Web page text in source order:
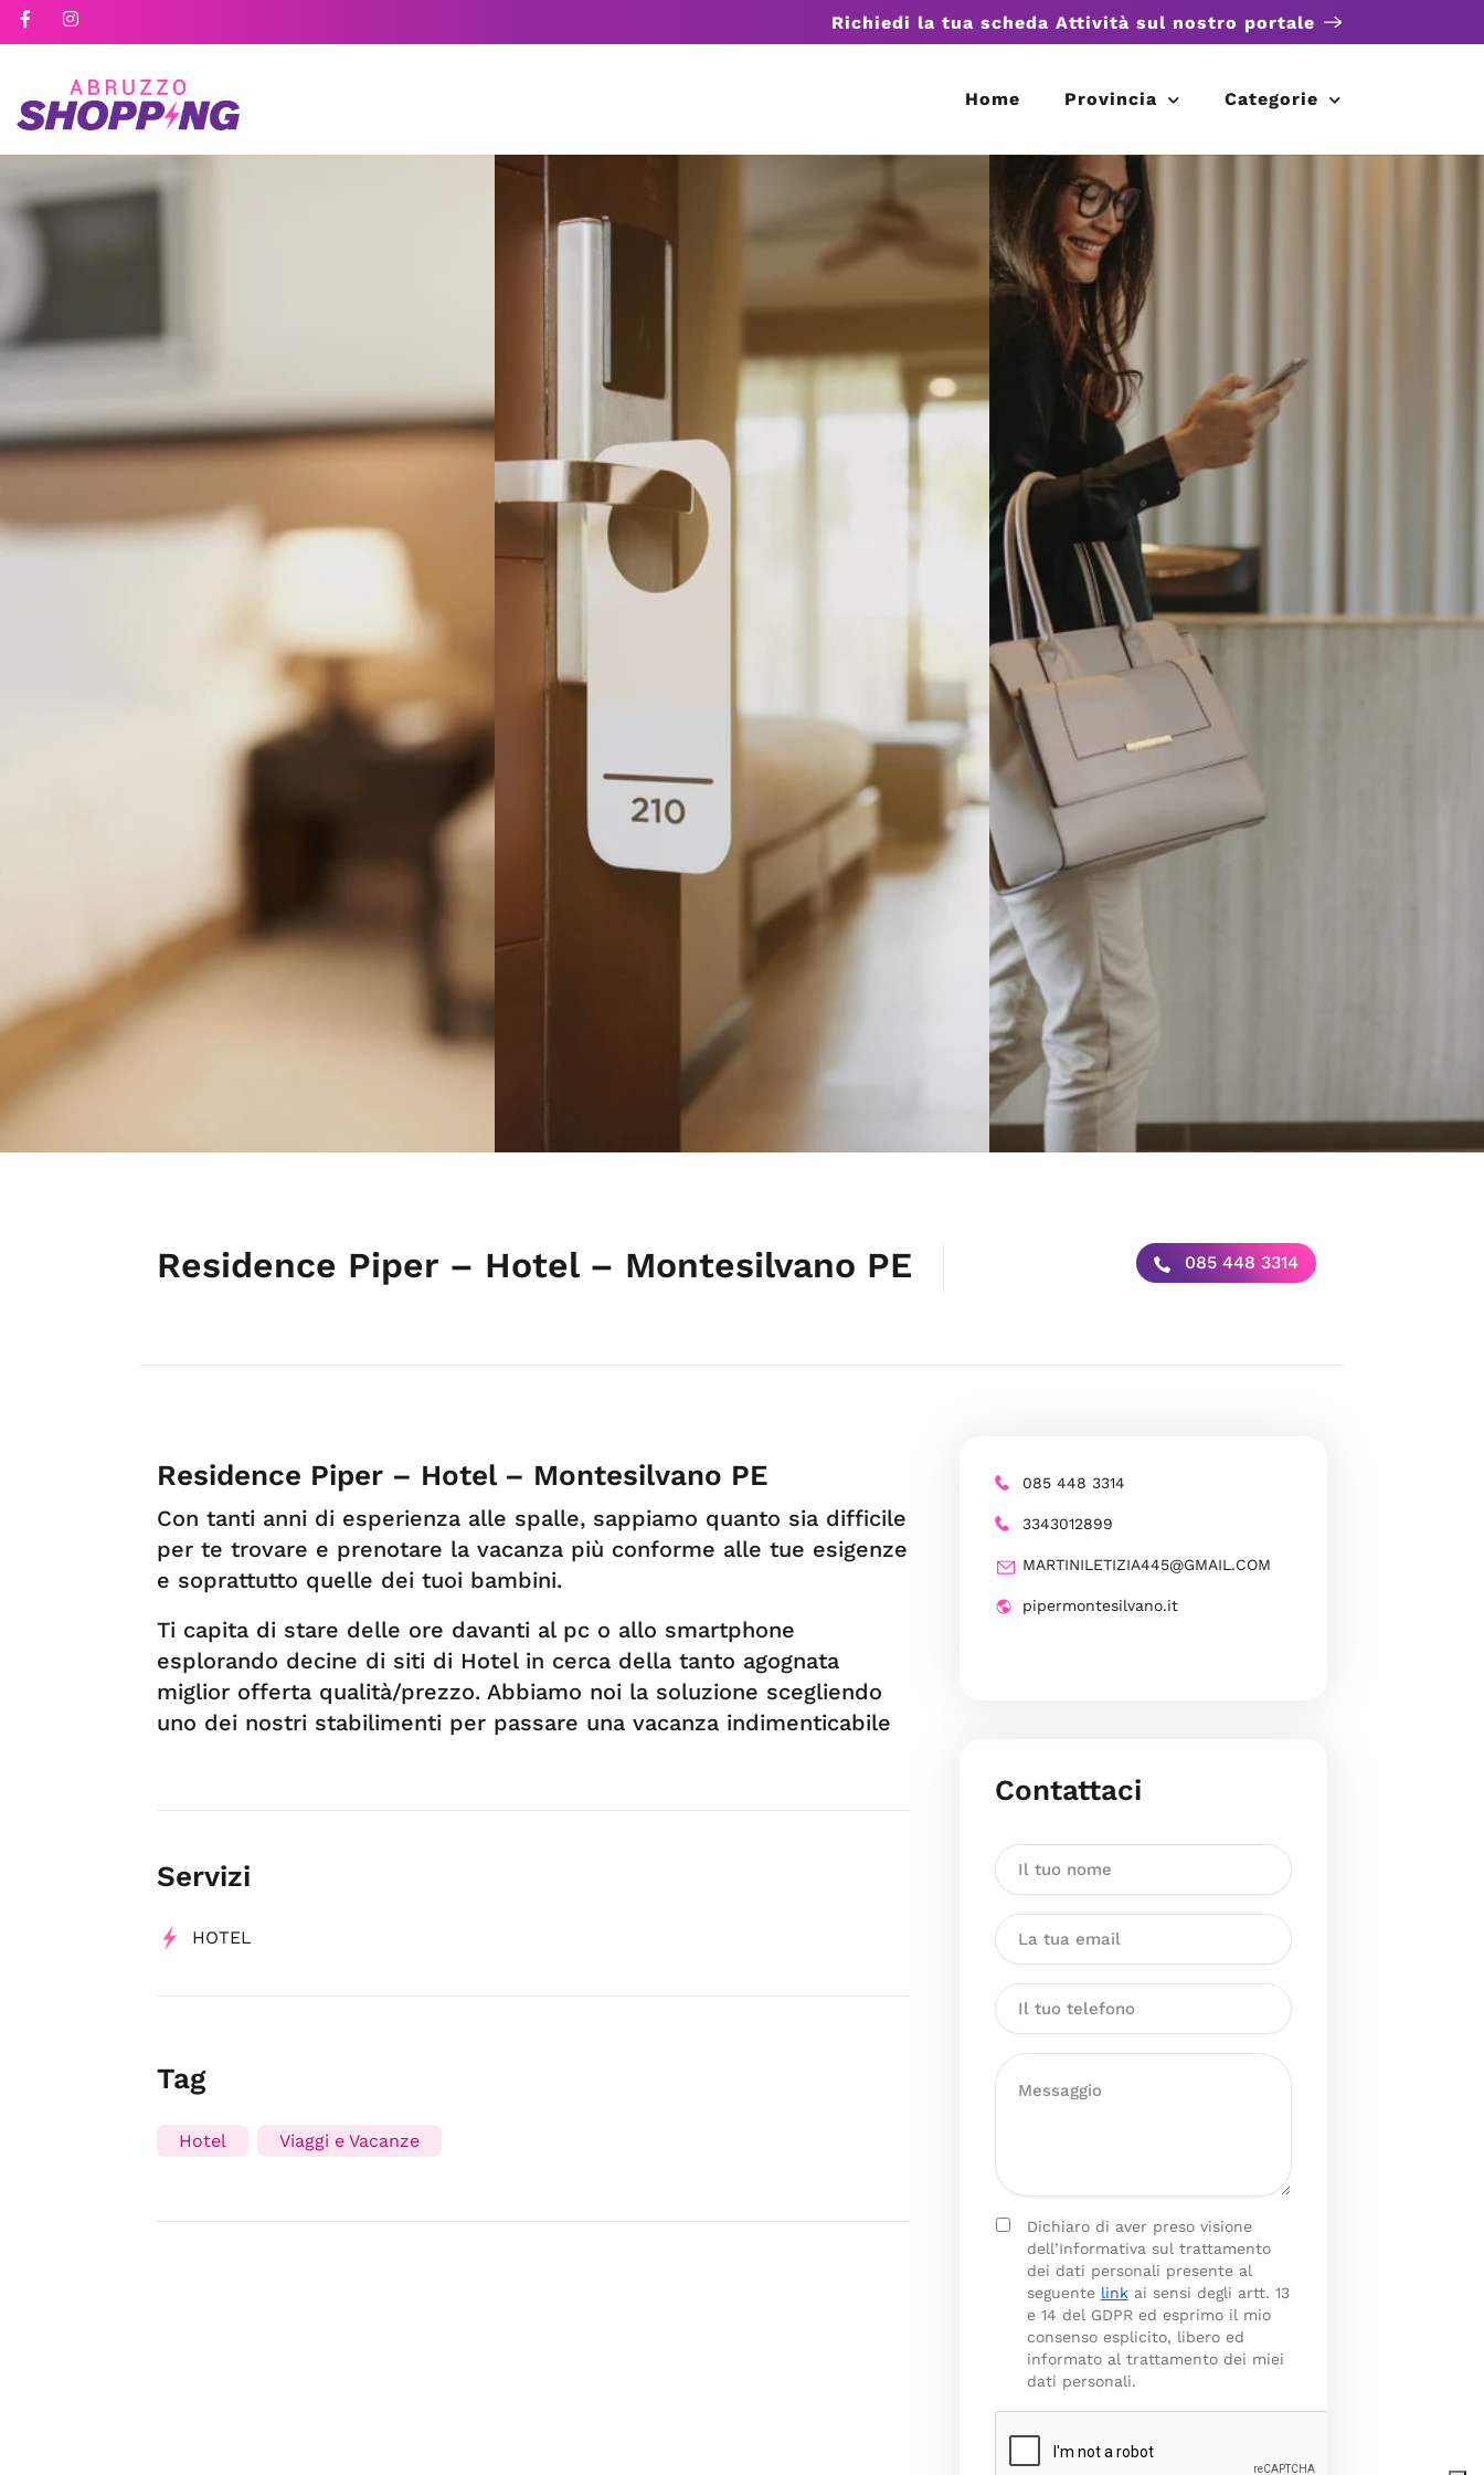
Richiedi la tua scheda Attività sul nostro portale
Home Provincia Categorie
Residence Piper – Hotel – Montesilvano PE 085 448 3314
Residence Piper – Hotel – Montesilvano PE
Con tanti anni di esperienza alle spalle, sappiamo quanto sia difficile
per te trovare e prenotare la vacanza più conforme alle tue esigenze
e soprattutto quelle dei tuoi bambini.
Ti capita di stare delle ore davanti al pc o allo smartphone
esplorando decine di siti di Hotel in cerca della tanto agognata
miglior offerta qualità/prezzo. Abbiamo noi la soluzione scegliendo
uno dei nostri stabilimenti per passare una vacanza indimenticabile
Servizi
HOTEL
Tag
Hotel Viaggi e Vacanze
085 448 3314
3343012899
MARTINILETIZIA445@GMAIL.COM
pipermontesilvano.it
Contattaci
Dichiaro di aver preso visione
dell’Informativa sul trattamento
dei dati personali presente al
seguente linkai sensi degli artt. 13
e 14 del GDPR ed esprimo il mio
consenso esplicito, libero ed
informato al trattamento dei miei
dati personali.